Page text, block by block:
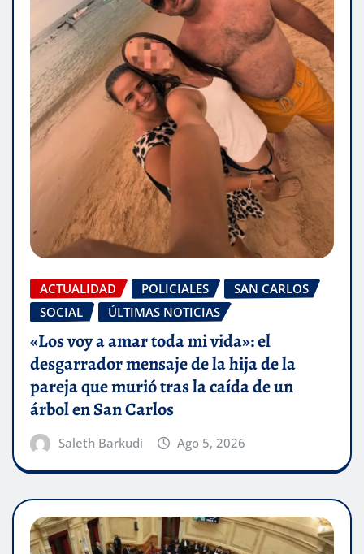
ACTUALIDAD POLICIALES
SAN CARLOS
SOCIAL
ÚLTIMAS NOTICIAS
«Los voy a amar toda mi vida»: el
desgarrador mensaje de la hija de la
pareja que murió tras la caída de un
árbol en San Carlos
Saleth Barkudi Ago 5, 2026